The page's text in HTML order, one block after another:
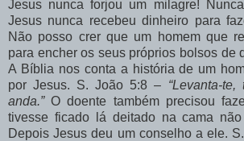
Jesus nunca forjou um milagre!
Jesus nunca recebeu dinheiro para
Não posso crer que um homem que
para encher os seus próprios bolsos de
A Bíblia nos conta a história de um
por Jesus. S. João 5:8 – “Levanta-
anda.”O doente também precisou
tivesse ficado lá deitado na cama
Depois Jesus deu um conselho a ele.